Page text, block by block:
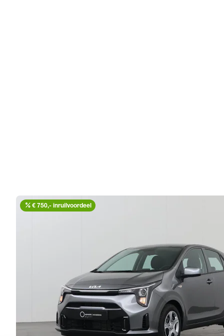
percent € 750,- inruilvoordeel